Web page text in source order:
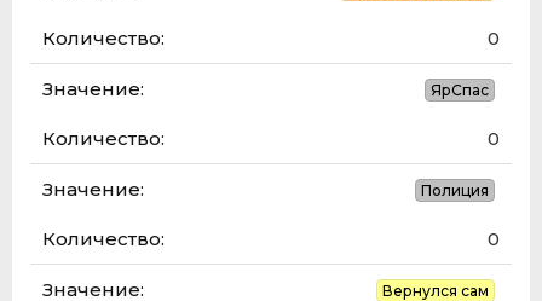
0
ЯрСпас
0
Полиция
0
Вернулся сам